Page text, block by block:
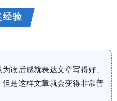
经验
读后感就表达文章写得好、
是这样文章就会变得非常普